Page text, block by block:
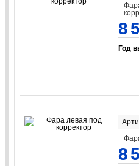
8
Год
8